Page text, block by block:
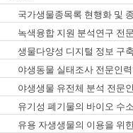
국가생물종목록 현행화 및
녹색융합 지원 분석연구 전
생물다양성 디지털 정보 구
야생동물 실태조사 전문인
야생생물 유전체 분석 전문
유기성 폐기물의 바이오 수
유용 자생생물의 이용을 위